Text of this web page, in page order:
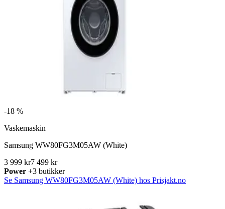
-18 %
Vaskemaskin
Samsung WW80FG3M05AW (White)
3 999 kr7 499 kr
Power +3 butikker
Se Samsung WW80FG3M05AW (White) hos Prisjakt.no